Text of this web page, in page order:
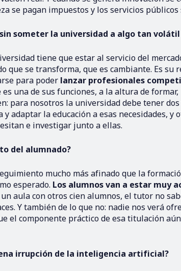
se pagan impuestos y los servicios
sin someter la universidad a algo tan
tiene que estar al servicio del
que se transforma, que es cambiante. Es su
para poder lanzar profesionales
es una de sus funciones, a la altura de
para nosotros la universidad debe tener
y adaptar la educación a esas necesidades,
e investigar junto a ellas.
del alumnado?
mucho más afinado que la
esperado. Los alumnos van a estar muy
un aula con otros cien alumnos, el tutor no
Y también de lo que no: nadie nos verá
el componente práctico de esa titulación
irrupción de la inteligencia artificial?